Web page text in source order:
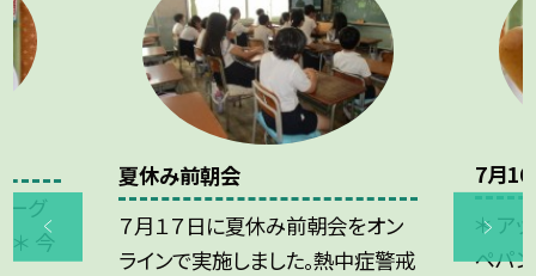
ーグ
＊ 今
夏休み前朝会
７月１７日に夏休み前朝会をオン
ラインで実施しました。熱中症警戒
7月
＊ ア
ペパ